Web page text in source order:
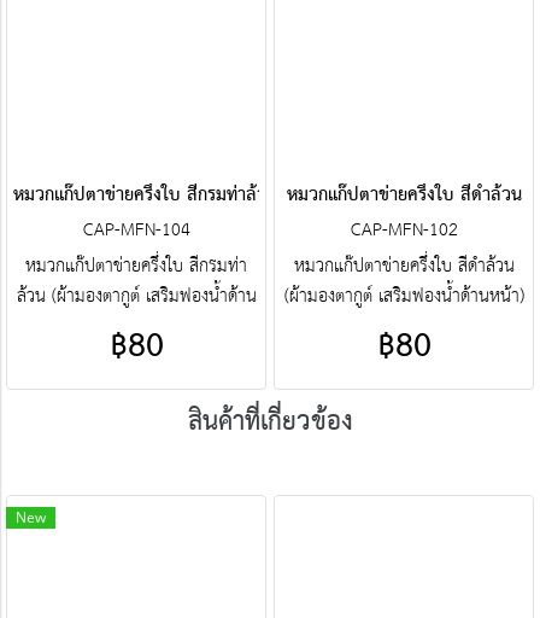
หมวกแก๊ปตาข่ายครึ่งใบ สีกรมท่าล้วน
CAP-MFN-104
หมวกแก๊ปตาข่ายครึ่งใบ สีกรมท่า
ล้วน (ผ้ามองตากูต์ เสริมฟองน้ำด้าน
หน้า) ศูนย์รวม หมวกแก๊ปตาข่ายครึ่ง
ใบ คุณภาพราคาโรงงาน ขายราคา
ปลีกส่งโบ๊เบ๊ หมวกแก๊ปตาข่ายครึ่ง
ใบ หมวกแก๊ปตาข่ายครึ่งใบ
วงจร ติดต่อฝ่ายขาย Line :
@jacketbkk (มี@ด้วยนะคะ)
฿80
หมวกแก๊ปตาข่ายครึ่งใบ สีดำล้วน
CAP-MFN-102
หมวกแก๊ปตาข่ายครึ่งใบ สีดำล้วน
(ผ้ามองตากูต์ เสริมฟองน้ำด้านหน้า)
ศูนย์รวม หมวกแก๊ปตาข่ายครึ่งใบ
คุณภาพราคาโรงงาน ขายราคาปลีก
ส่งโบ๊เบ๊ หมวกแก๊ปตาข่ายครึ่ง
ใบ หมวกแก๊ปตาข่ายครึ่งใบ
฿80
สินค้าที่เกี่ยวข้อง
New